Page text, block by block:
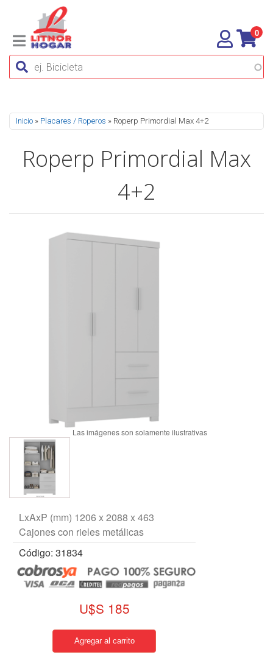
0
Se encuentra usted aquí
Inicio » Placares / Roperos » Roperp Primordial Max 4+2
Roperp Primordial Max
4+2
LxAxP (mm) 1206 x 2088 x 463
Cajones con rieles metálicas
Código: 31834
U$S 185